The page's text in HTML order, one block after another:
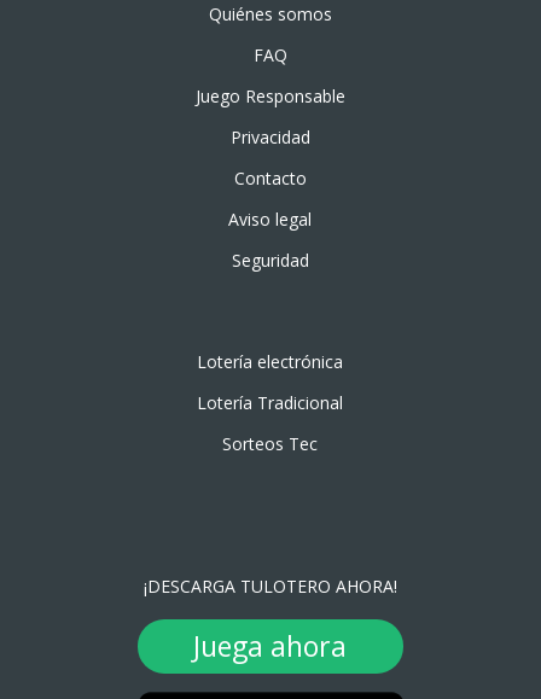
Quiénes somos
FAQ
Juego Responsable
Privacidad
Contacto
Aviso legal
Seguridad
Lotería electrónica
Lotería Tradicional
Sorteos Tec
¡DESCARGA TULOTERO AHORA!
Juega ahora